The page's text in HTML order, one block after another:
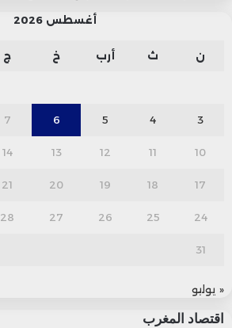
أغسطس 2026
ن ث أرب خ ج
3
4
5
6
7
10
11
12
13
14
17
18
19
20
21
24
25
26
27
28
31
« يوليو
اقتصاد المغرب